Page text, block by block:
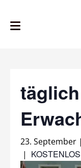
23. September
| KOSTENLOS